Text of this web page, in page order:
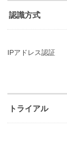
認識方式
IPアドレス認証
トライアル